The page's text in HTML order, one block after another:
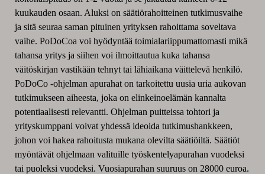
kuukauden osaan. Aluksi on säätiörahoitteinen tutkimusvaihe
ja sitä seuraa saman pituinen yrityksen rahoittama soveltava
vaihe. PoDoCoa voi hyödyntää toimialariippumattomasti mikä
tahansa yritys ja siihen voi ilmoittautua kuka tahansa
väitöskirjan vastikään tehnyt tai lähiaikana väittelevä henkilö.
PoDoCo -ohjelman apurahat on tarkoitettu uusia uria aukovan
tutkimukseen aiheesta, joka on elinkeinoelämän kannalta
potentiaalisesti relevantti. Ohjelman puitteissa tohtori ja
yrityskumppani voivat yhdessä ideoida tutkimushankkeen,
johon voi hakea rahoitusta mukana olevilta säätiöiltä. Säätiöt
myöntävät ohjelmaan valituille työskentelyapurahan vuodeksi
tai puoleksi vuodeksi. Vuosiapurahan suuruus on 28000 euroa.